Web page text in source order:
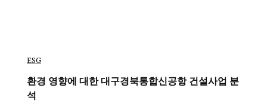
ESG
환경 영향에 대한 대구경북통합신공항 건설사업 분
석